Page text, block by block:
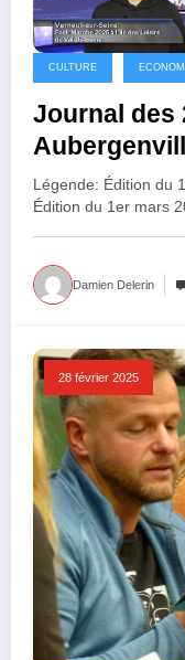
CULTURE
Journal des
Mureaux,
cross,
(Webtélé2r)
Légende: Édition du
Édition du 1er mars
Damien Delerin
28 février 2025